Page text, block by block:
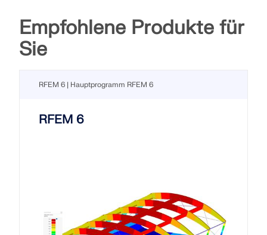
Empfohlene Produkte für
Sie
RFEM 6 | Hauptprogramm RFEM 6
RFEM 6